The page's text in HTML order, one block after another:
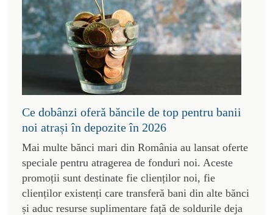
Ce dobânzi oferă băncile de top pentru banii
noi atrași în depozite în 2026
Mai multe bănci mari din România au lansat oferte
speciale pentru atragerea de fonduri noi. Aceste
promoții sunt destinate fie clienților noi, fie
clienților existenți care transferă bani din alte bănci
și aduc resurse suplimentare față de soldurile deja